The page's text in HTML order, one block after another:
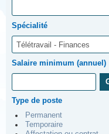
Spécialité
Salaire minimum (annuel)
Type de poste
Permanent
Temporaire